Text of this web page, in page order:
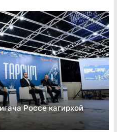
Россе кагирхой